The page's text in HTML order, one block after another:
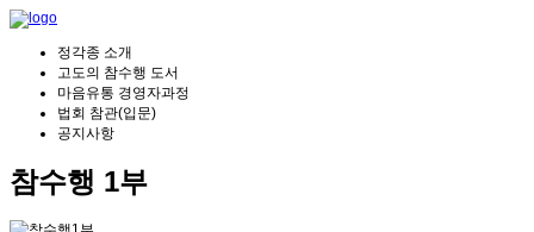
정각종 소개
고도의 참수행 도서
마음유통 경영자과정
법회 참관(입문)
공지사항
참수행 1부